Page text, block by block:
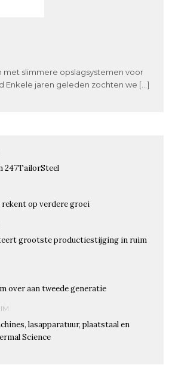
slimmere opslagsystemen voor
Enkele jaren geleden zochten we […]
247TailorSteel
op verdere groei
grootste productiestijging in ruim
over aan tweede generatie
lasapparatuur, plaatstaal en
Science